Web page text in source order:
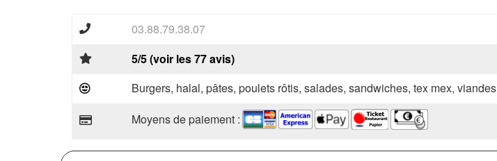
03.88.79.38.07
5/5 (voir les 77 avis)
Burgers, halal, pâtes, poulets rôtis, salades, sandwiches, tex mex, viandes
Moyens de paiement :